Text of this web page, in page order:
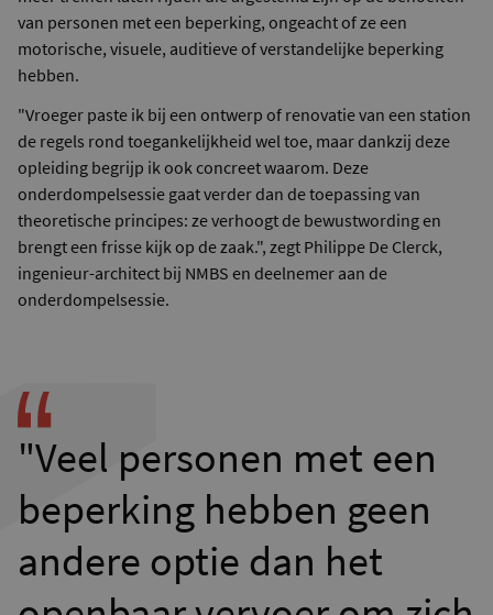
van personen met een beperking, ongeacht of ze een
motorische, visuele, auditieve of verstandelijke beperking
hebben.
"Vroeger paste ik bij een ontwerp of renovatie van een station
de regels rond toegankelijkheid wel toe, maar dankzij deze
opleiding begrijp ik ook concreet waarom. Deze
onderdompelsessie gaat verder dan de toepassing van
theoretische principes: ze verhoogt de bewustwording en
brengt een frisse kijk op de zaak.", zegt Philippe De Clerck,
ingenieur-architect bij NMBS en deelnemer aan de
onderdompelsessie.
"Veel personen met een
beperking hebben geen
andere optie dan het